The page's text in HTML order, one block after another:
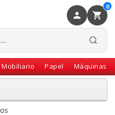
0
Papel Máquinas